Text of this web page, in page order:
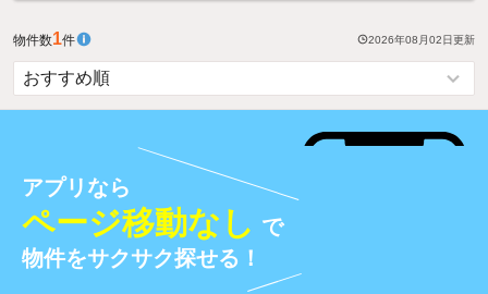
物件数1件 2026年08月02日更新
アプリなら
ページ移動なし で
物件をサクサク探せる！